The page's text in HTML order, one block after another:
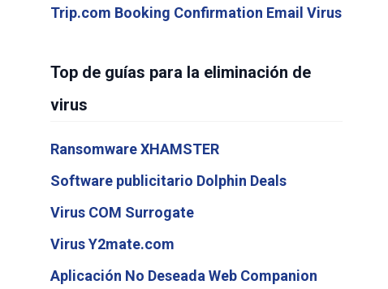
Trip.com Booking Confirmation Email Virus
Top de guías para la eliminación de
virus
Ransomware XHAMSTER
Software publicitario Dolphin Deals
Virus COM Surrogate
Virus Y2mate.com
Aplicación No Deseada Web Companion